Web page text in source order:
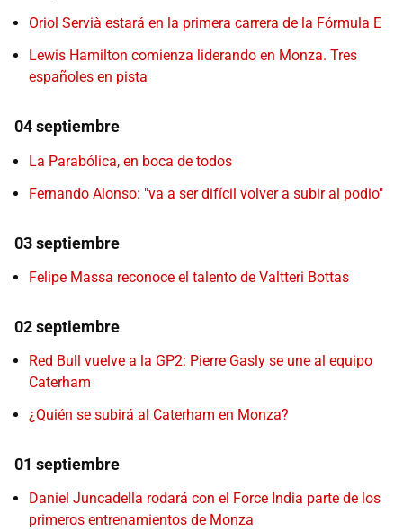
Oriol Servià estará en la primera carrera de la Fórmula E
Lewis Hamilton comienza liderando en Monza. Tres
españoles en pista
04 septiembre
La Parabólica, en boca de todos
Fernando Alonso: "va a ser difícil volver a subir al podio"
03 septiembre
Felipe Massa reconoce el talento de Valtteri Bottas
02 septiembre
Red Bull vuelve a la GP2: Pierre Gasly se une al equipo
Caterham
¿Quién se subirá al Caterham en Monza?
01 septiembre
Daniel Juncadella rodará con el Force India parte de los
primeros entrenamientos de Monza